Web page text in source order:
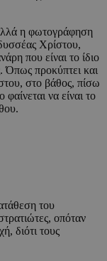
η φωτογράφηση
Χρίστου,
που είναι το ίδιο
Όπως προκύπτει και
στο βάθος, πίσω
φαίνεται να είναι το
του
οπόταν
διότι τους